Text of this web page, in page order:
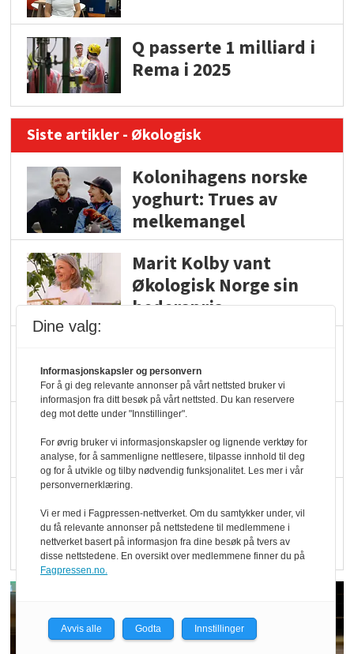
Q passerte 1 milliard i
Rema i 2025
Siste artikler - Økologisk
Kolonihagens norske
yoghurt: Trues av
melkemangel
Marit Kolby vant
Økologisk Norge sin
hederspris
økologisk i butikkhylla
Kolonihagen sliter
med å få tak i nok melk
er klare! Er markedet
det?
Dine valg:
Informasjonskapsler og personvern
For å gi deg relevante annonser på vårt nettsted bruker vi
informasjon fra ditt besøk på vårt nettsted. Du kan reservere
deg mot dette under "Innstillinger".
For øvrig bruker vi informasjonskapsler og lignende verktøy for
analyse, for å sammenligne nettlesere, tilpasse innhold til deg
og for å utvikle og tilby nødvendig funksjonalitet. Les mer i vår
personvernerklæring.
Vi er med i Fagpressen-nettverket. Om du samtykker under, vil
du få relevante annonser på nettstedene til medlemmene i
nettverket basert på informasjon fra dine besøk på tvers av
disse nettstedene. En oversikt over medlemmene finner du på
Fagpressen.no.
Avvis alle Godta Innstillinger